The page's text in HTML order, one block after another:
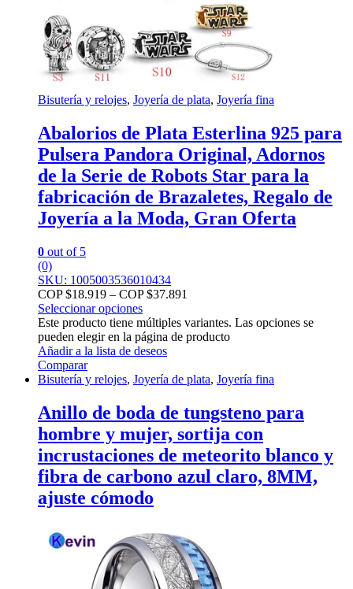
Bisutería y relojes, Joyería de plata, Joyería fina
Abalorios de Plata Esterlina 925 para
Pulsera Pandora Original, Adornos
de la Serie de Robots Star para la
fabricación de Brazaletes, Regalo de
Joyería a la Moda, Gran Oferta
0 out of 5
(0)
SKU: 1005003536010434
COP $18.919 – COP $37.891
Seleccionar opciones
Este producto tiene múltiples variantes. Las opciones se
pueden elegir en la página de producto
Añadir a la lista de deseos
Comparar
Bisutería y relojes, Joyería de plata, Joyería fina
Anillo de boda de tungsteno para
hombre y mujer, sortija con
incrustaciones de meteorito blanco y
fibra de carbono azul claro, 8MM,
ajuste cómodo